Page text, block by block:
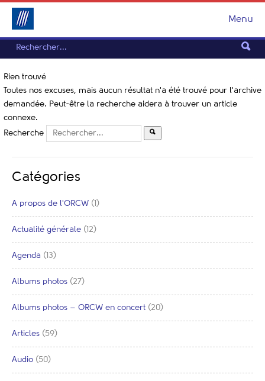
Menu
Rien trouvé
Toutes nos excuses, mais aucun résultat n'a été trouvé pour l'archive
demandée. Peut-être la recherche aidera à trouver un article
connexe.
Recherche
Catégories
A propos de l'ORCW (1)
Actualité générale (12)
Agenda (13)
Albums photos (27)
Albums photos – ORCW en concert (20)
Articles (59)
Audio (50)